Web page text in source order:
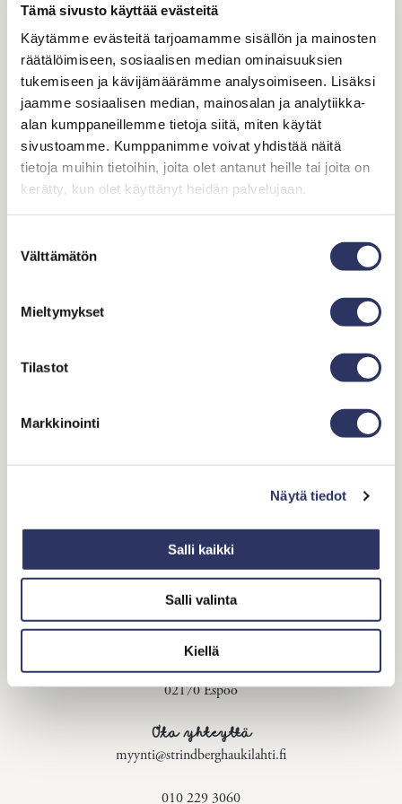
Tämä sivusto käyttää evästeitä
Käytämme evästeitä tarjoamamme sisällön ja mainosten
räätälöimiseen, sosiaalisen median ominaisuuksien
tukemiseen ja kävijämäärämme analysoimiseen. Lisäksi
jaamme sosiaalisen median, mainosalan ja analytiikka-
alan kumppaneillemme tietoja siitä, miten käytät
sivustoamme. Kumppanimme voivat yhdistää näitä
tietoja muihin tietoihin, joita olet antanut heille tai joita on
kerätty, kun olet käyttänyt heidän palvelujaan.
valinta
Välttämätön
Mieltymykset
Tilastot
Markkinointi
Näytä tiedot
Salli kaikki
Salli valinta
Kiellä
Strindberg Haukilahti Lounas
LOUNAS KESÄTAUOLLA, PALAA JÄLLEEN SYKSYLLÄ!
LUNCH ON SUMMER BREAK, WILL BE BACK AT
FALL AGAIN!
Tule nauttimaan lounasta Espoon upeisiin merimaisemiin!
Osoite
Mellstenintie 12
02170 Espoo
Ota yhteyttä
myynti@strindberghaukilahti.fi
010 229 3060